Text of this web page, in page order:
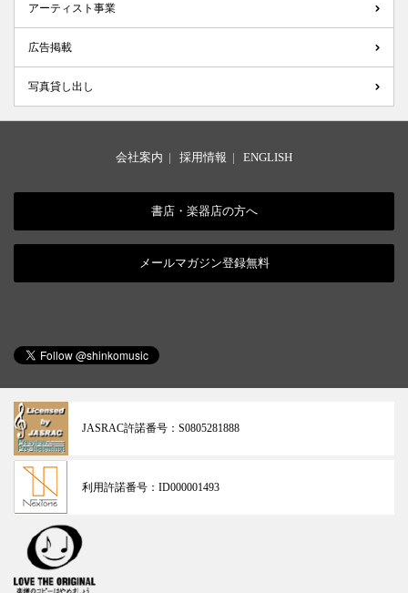
アーティスト事業
広告掲載
写真貸し出し
会社案内 | 採用情報 | ENGLISH
書店・楽器店の方へ
メールマガジン登録無料
JASRAC許諾番号： S0805281888
利用許諾番号： ID000001493